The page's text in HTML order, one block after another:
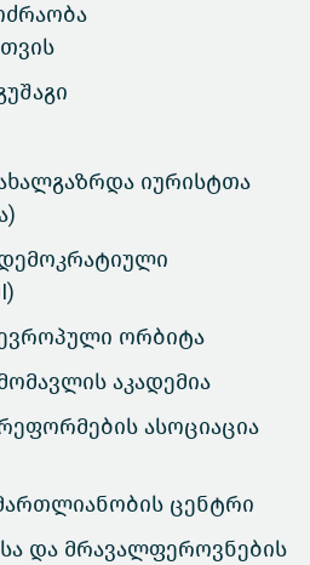
იურისტთა
ორბიტა
აკადემია
ასოციაცია
ცენტრი
და მრავალფეროვნების